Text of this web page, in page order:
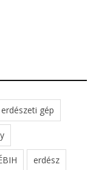
erdészeti gép
erdész